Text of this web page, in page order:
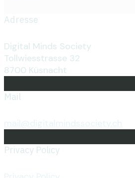
Adresse
Digital Minds Society
Tollwiesstrasse 32
8700 Küsnacht
Mail
Privacy Policy